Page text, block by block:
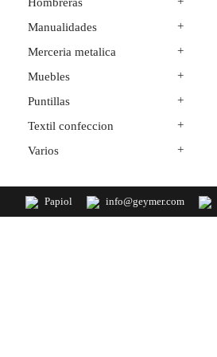
Manualidades
+
Merceria metalica
+
Muebles
+
Puntillas
+
Textil confeccion
+
Varios
+
Papiol info@geymer.com